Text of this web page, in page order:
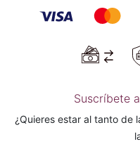
Suscríbete
¿Quieres estar al tanto de